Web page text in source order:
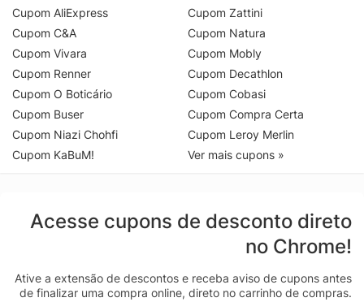
Cupom AliExpress
Cupom C&A
Cupom Vivara
Cupom Renner
Cupom O Boticário
Cupom Buser
Cupom Niazi Chohfi
Cupom KaBuM!
Cupom Zattini
Cupom Natura
Cupom Mobly
Cupom Decathlon
Cupom Cobasi
Cupom Compra Certa
Cupom Leroy Merlin
Ver mais cupons »
Acesse cupons de desconto direto
no Chrome!
Ative a extensão de descontos e receba aviso de cupons antes
de finalizar uma compra online, direto no carrinho de compras.